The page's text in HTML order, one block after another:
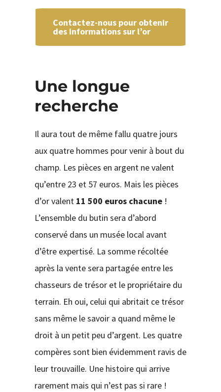
Contactez-nous pour obtenir
des informations sur l’or
Une longue
recherche
Il aura tout de même fallu quatre jours
aux quatre hommes pour venir à bout du
champ. Les pièces en argent ne valent
qu’entre 23 et 57 euros. Mais les pièces
d’or valent 11 500 euros chacune!
L’ensemble du butin sera d’abord
conservé dans un musée local avant
d’être expertisé. La somme récoltée
après la vente sera partagée entre les
chasseurs de trésor et le propriétaire du
terrain. Eh oui, celui qui abritait ce trésor
sans même le savoir a quand même le
droit à un petit peu d’argent. Les quatre
compères sont bien évidemment ravis de
leur trouvaille. Une histoire qui arrive
rarement mais qui n’est pas si rare !